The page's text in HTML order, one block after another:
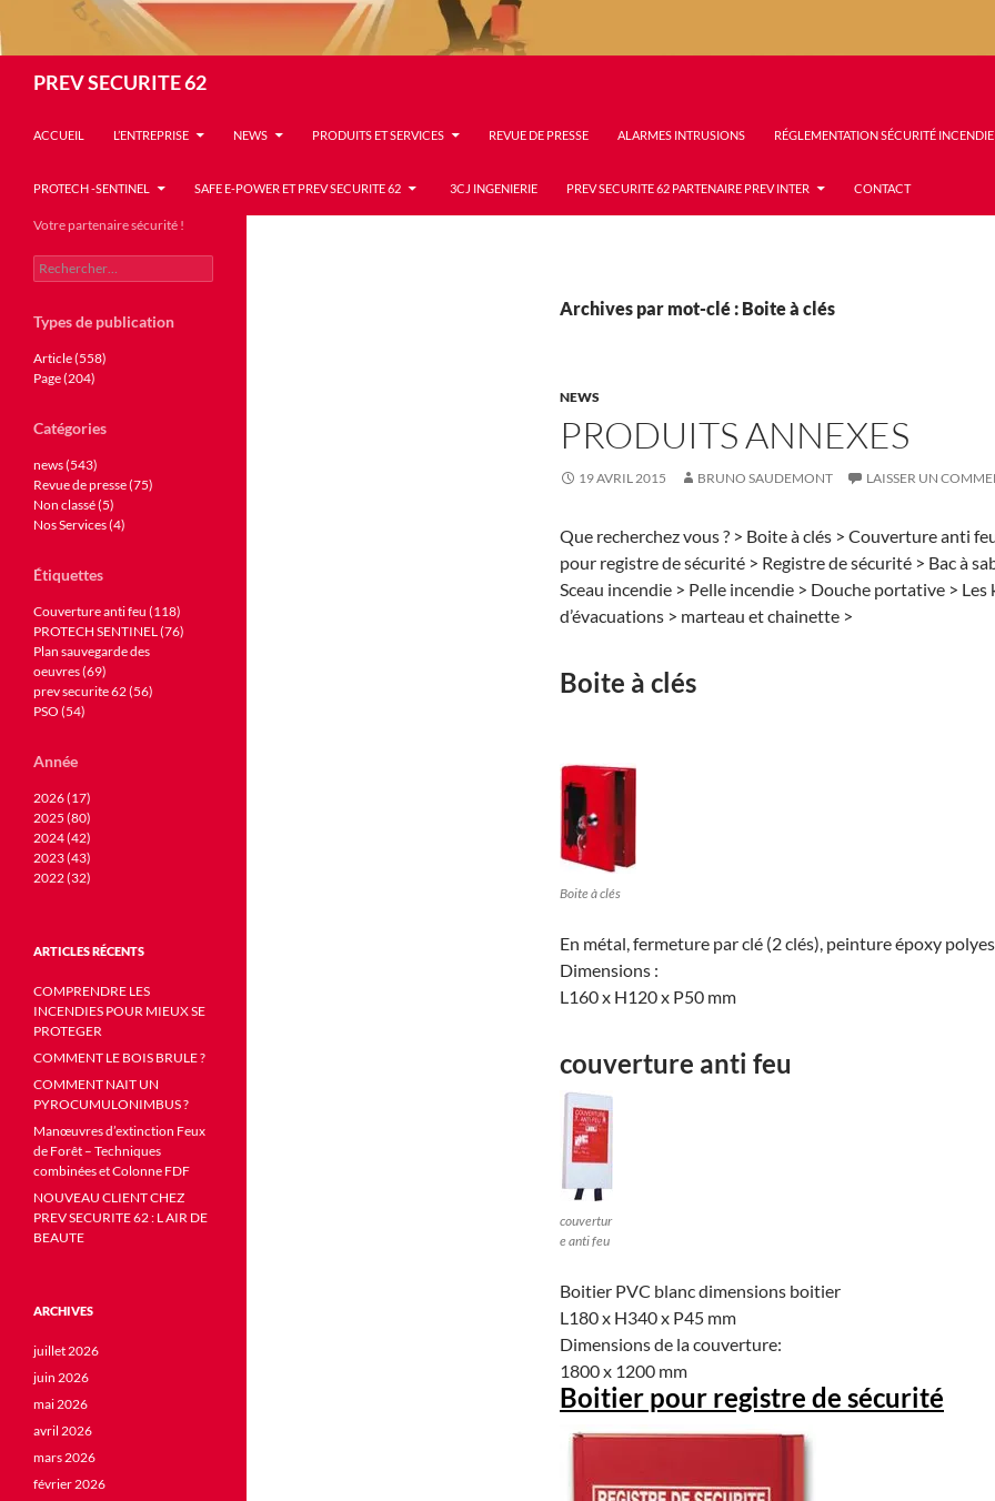
PREV SECURITE 62
ACCUEIL L’ENTREPRISE NEWS PRODUITS ET SERVICES REVUE DE PRESSE ALARMES INTRUSIONS RÉGLEMENTATION SÉCURITÉ INCENDIE
PROTECH -SENTINEL SAFE E-POWER ET PREV SECURITE 62 3CJ INGENIERIE PREV SECURITE 62 PARTENAIRE PREV INTER CONTACT
Archives par mot-clé : Boite à clés
NEWS
PRODUITS ANNEXES
19 AVRIL 2015 BRUNO SAUDEMONT LAISSER UN
Que recherchez vous ? > Boite à clés > Couverture anti
pour registre de sécurité > Registre de sécurité > Bac à
Sceau incendie > Pelle incendie > Douche portative > Les
d’évacuations > marteau et chainette >
Boite à clés
Boite à clés
En métal, fermeture par clé (2 clés), peinture époxy
Dimensions :
L160 x H120 x P50 mm
couverture anti feu
couvertur
e anti feu
Boitier PVC blanc dimensions boitier
L180 x H340 x P45 mm
Dimensions de la couverture:
1800 x 1200 mm
Boitier pour registre de sécurité
Votre partenaire sécurité !
Rechercher :
Types de publication
Article (558)
Page (204)
Catégories
news (543)
Revue de presse (75)
Non classé (5)
Nos Services (4)
Étiquettes
Couverture anti feu (118)
PROTECH SENTINEL (76)
Plan sauvegarde des
oeuvres (69)
prev securite 62 (56)
PSO (54)
Année
2026 (17)
2025 (80)
2024 (42)
2023 (43)
2022 (32)
ARTICLES RÉCENTS
COMPRENDRE LES
INCENDIES POUR MIEUX SE
PROTEGER
COMMENT LE BOIS BRULE ?
COMMENT NAIT UN
PYROCUMULONIMBUS ?
Manœuvres d’extinction Feux
de Forêt – Techniques
combinées et Colonne FDF
NOUVEAU CLIENT CHEZ
PREV SECURITE 62 : L AIR DE
BEAUTE
ARCHIVES
juillet 2026
juin 2026
mai 2026
avril 2026
mars 2026
février 2026